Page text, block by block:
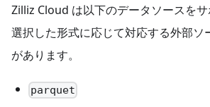
Zilliz Cloud は以下のデータソースをサ
選択した形式に応じて対応する外部ソ
があります。
parquet